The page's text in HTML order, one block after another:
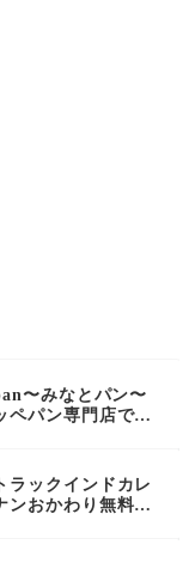
〜みなとパン〜
ペパン専門店でひ
ラックインドカレ
ンおかわり無料！